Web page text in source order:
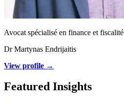
Avocat spécialisé en finance et fiscalité
Dr Martynas Endrijaitis
View profile →
Featured Insights